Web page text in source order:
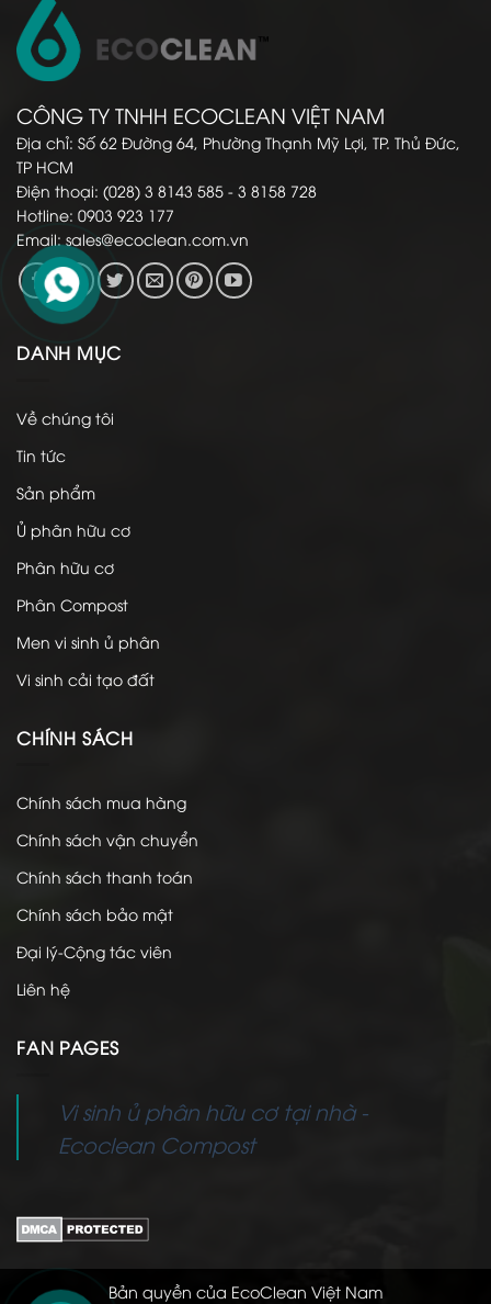
CÔNG TY TNHH ECOCLEAN VIỆT NAM
Địa chỉ: Số 62 Đường 64, Phường Thạnh Mỹ Lợi, TP. Thủ Đức,
TP HCM
Điện thoại: (028) 3 8143 585 - 3 8158 728
Hotline: 0903 923 177
Email: sales@ecoclean.com.vn
DANH MỤC
Về chúng tôi
Tin tức
Sản phẩm
Ủ phân hữu cơ
Phân hữu cơ
Phân Compost
Men vi sinh ủ phân
Vi sinh cải tạo đất
CHÍNH SÁCH
Chính sách mua hàng
Chính sách vận chuyển
Chính sách thanh toán
Chính sách bảo mật
Đại lý-Cộng tác viên
Liên hệ
FAN PAGES
Vi sinh ủ phân hữu cơ tại nhà -
Ecoclean Compost
Bản quyền của EcoClean Việt Nam